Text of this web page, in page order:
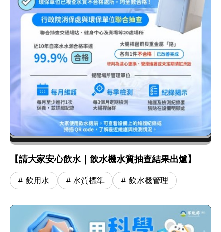
【請大家安心飲水｜飲水機水質抽查結果出爐】
飲用水 水質標準 飲水機管理